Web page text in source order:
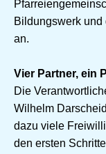
Bildungswerk
an.
Vier Partner, ein
Die
Wilhelm
dazu viele
den ersten